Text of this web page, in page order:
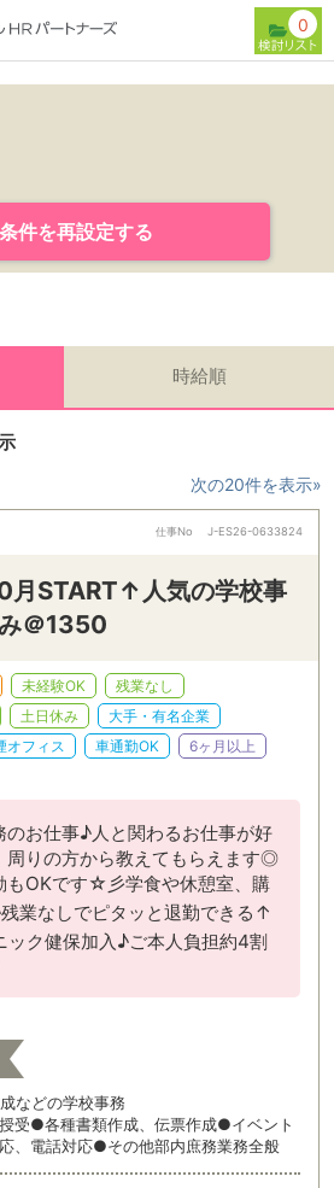
0
件を再設定する
時給順
次の20件を表示»
仕事No J-ES26-0633824
月START↑人気の学校事
＠1350
未経験OK
残業なし
土日休み
大手・有名企業
オフィス 車通勤OK 6ヶ月以上
のお仕事♪人と関わるお仕事が好
周りの方から教えてもらえます◎
もOKです☆彡学食や休憩室、購
業なしでピタッと退勤できる↑
ク健保加入♪ご本人負担約4割
などの学校事務
受●各種書類作成、伝票作成●イベント
、電話対応●その他部内庶務業務全般